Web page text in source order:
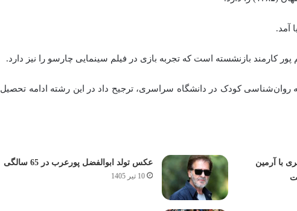
بازنشسته است که تجربه بازی در فیلم سینمایی چارسو را نیز دارد.
روان‌شناسی کودک در دانشگاه سراسری، ترجیح داد در این رشته‌ ادامه تحصیل
با آرمین
عکس تولد ابوالفضل پورعرب در 65 سالگی
10 تیر 1405